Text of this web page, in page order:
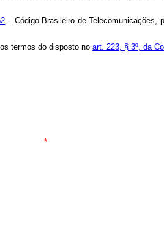
– Código Brasileiro de Telecomunicações,
termos do disposto no art. 223, § 3º, da
*